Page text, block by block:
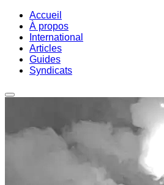
Accueil
À propos
International
Articles
Guides
Syndicats